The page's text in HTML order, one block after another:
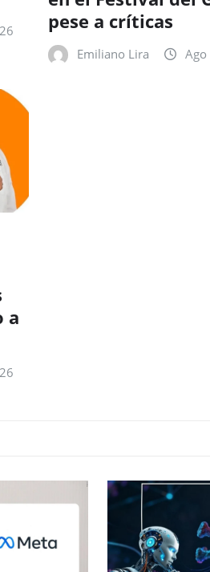
pese a críticas
Emiliano Lira
a